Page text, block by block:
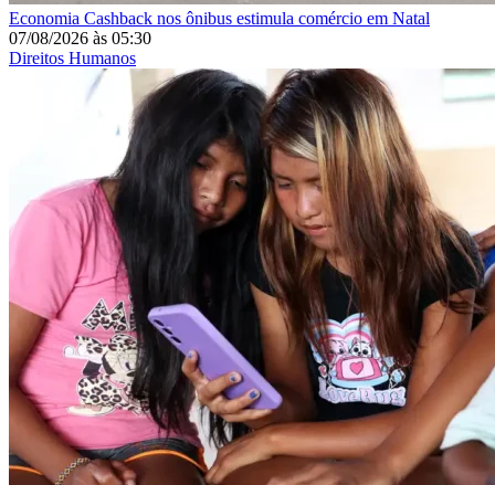
Economia Cashback nos ônibus estimula comércio em Natal
07/08/2026 às 05:30
Direitos Humanos